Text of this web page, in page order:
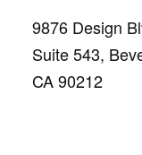
9876 Design
Suite 543,
CA 90212